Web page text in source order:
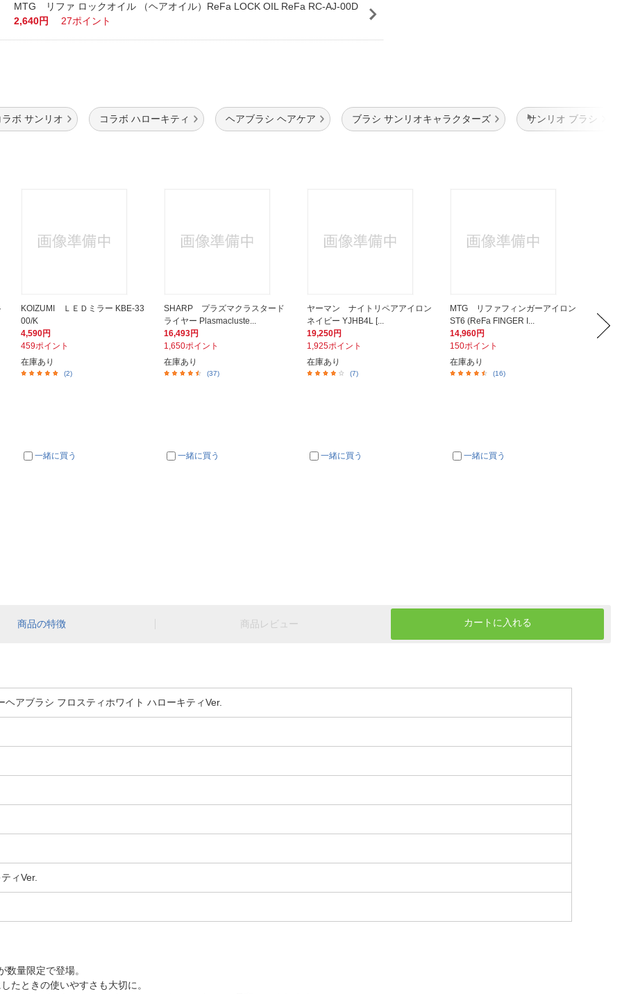
MTG リファ ロックオイル （ヘアオイル）ReFa LOCK OIL ReFa RC-AJ-00D
2,640円
27ポイント
ラボ サンリオ コラボ ハローキティ ヘアブラシ ヘアケア ブラシ サンリオキャラクターズ サンリオ ブラシ
KOIZUMI ＬＥＤミラー KBE-33
00/K
4,590円
459ポイント
在庫あり
(2)
一緒に買う
SHARP プラズマクラスタード
ライヤー Plasmacluste...
16,493円
1,650ポイント
在庫あり
(37)
一緒に買う
ヤーマン ナイトリペアアイロン
ネイビー YJHB4L [...
19,250円
1,925ポイント
在庫あり
(7)
一緒に買う
MTG リファフィンガーアイロン
ST6 (ReFa FINGER I...
14,960円
150ポイント
在庫あり
(16)
一緒に買う
ーム
4,200円
カートに入れる
商品の特徴 商品レビュー
ヘアブラシ フロスティホワイト ハローキティVer.
ィVer.
量限定で登場。
たときの使いやすさも大切に。